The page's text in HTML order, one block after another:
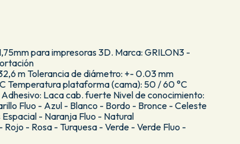
para impresoras 3D. Marca: GRILON3 -
m Tolerancia de diámetro: +- 0.03 mm
Temperatura plataforma (cama): 50 / 60 °C
Laca cab. fuerte Nivel de conocimiento:
Fluo - Azul - Blanco - Bordo - Bronce - Celeste
- Naranja Fluo - Natural
- Rosa - Turquesa - Verde - Verde Fluo -